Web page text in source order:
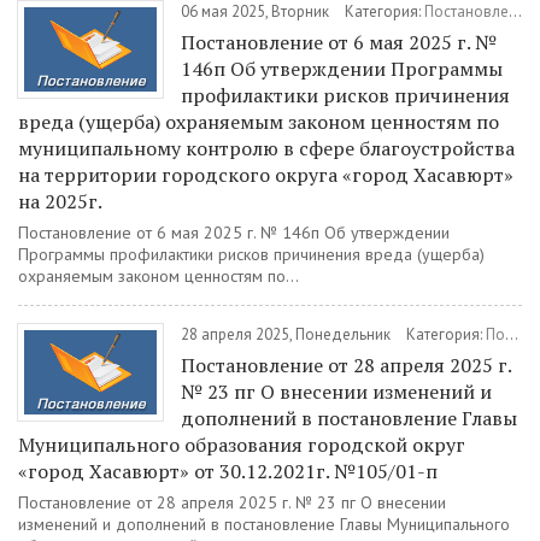
06 мая 2025, Вторник Категория: Постановления
Постановление от 6 мая 2025 г. №
146п Об утверждении Программы
профилактики рисков причинения
вреда (ущерба) охраняемым законом ценностям по
муниципальному контролю в сфере благоустройства
на территории городского округа «город Хасавюрт»
на 2025г.
Постановление от 6 мая 2025 г. № 146п Об утверждении
Программы профилактики рисков причинения вреда (ущерба)
охраняемым законом ценностям по...
28 апреля 2025, Понедельник Категория: Постановления
Постановление от 28 апреля 2025 г.
№ 23 пг О внесении изменений и
дополнений в постановление Главы
Муниципального образования городской округ
«город Хасавюрт» от 30.12.2021г. №105/01-п
Постановление от 28 апреля 2025 г. № 23 пг О внесении
изменений и дополнений в постановление Главы Муниципального